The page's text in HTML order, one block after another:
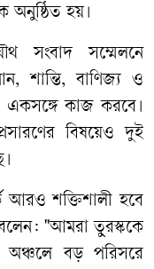
অনুষ্ঠিত হয়।
সম্মেলনে
শান্তি, বাণিজ্য ও
একসঙ্গে কাজ করবে।
বিষয়েও দুই
আরও শক্তিশালী হবে
"আমরা তুরস্ককে
অঞ্চলে বড় পরিসরে